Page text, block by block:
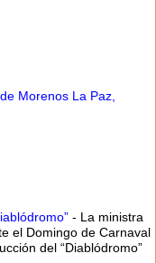
Morenos La Paz,
- La ministra
el Domingo de Carnaval
del “Diablódromo”